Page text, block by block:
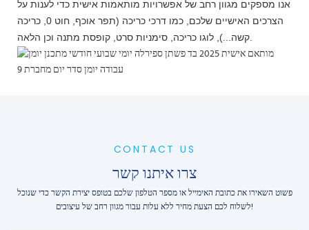
אנו מספקים מגוון רחב של אפשרויות מותאמות אישית כדי לענות על
הצרכים האישיים שלכם, כמו דרכי כריכה (תפר אוכף, חוט 0, כריכה
CONTACT US
צרו איתנו קשר
פשוט השאירו את כתובת האימייל או מספר הטלפון שלכם בטופס יצירת הקשר כדי שנוכל
לשלוח לכם הצעת מחיר ללא עלות עבור מגוון רחב של עיצובים!